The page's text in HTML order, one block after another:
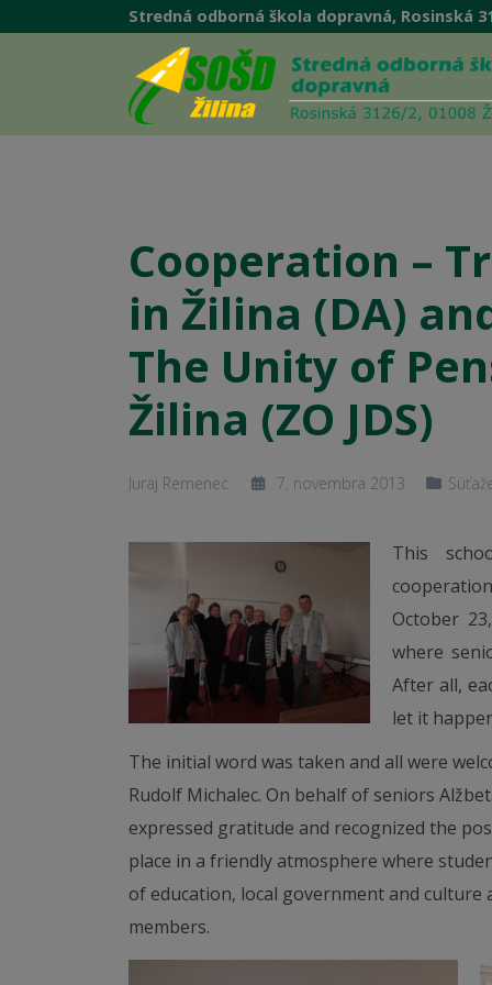
Stredná odborná škola dopravná, Rosinská
Cooperation –
in Žilina (DA)
The Unity of
Žilina (ZO JDS)
Juraj Remenec 7. novembra 2013
This
October
where
After all,
let it
The initial word was taken and all were
Rudolf Michalec. On behalf of seniors
expressed gratitude and recognized the
place in a friendly atmosphere where
of education, local government and culture
members.